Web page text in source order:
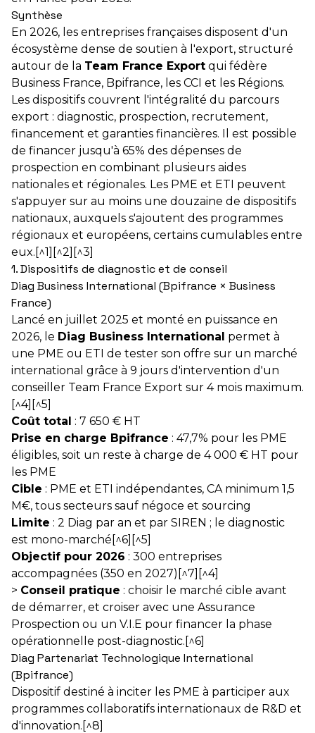
Synthèse
En 2026, les entreprises françaises disposent d'un
écosystème dense de soutien à l'export, structuré
autour de la Team France Export qui fédère
Business France, Bpifrance, les CCI et les Régions.
Les dispositifs couvrent l'intégralité du parcours
export : diagnostic, prospection, recrutement,
financement et garanties financières. Il est possible
de financer jusqu'à 65% des dépenses de
prospection en combinant plusieurs aides
nationales et régionales. Les PME et ETI peuvent
s'appuyer sur au moins une douzaine de dispositifs
nationaux, auxquels s'ajoutent des programmes
régionaux et européens, certains cumulables entre
eux.[^1][^2][^3]
1. Dispositifs de diagnostic et de conseil
Diag Business International (Bpifrance × Business
France)
Lancé en juillet 2025 et monté en puissance en
2026, le Diag Business International permet à
une PME ou ETI de tester son offre sur un marché
international grâce à 9 jours d'intervention d'un
conseiller Team France Export sur 4 mois maximum.
[^4][^5]
Coût total : 7 650 € HT
Prise en charge Bpifrance : 47,7% pour les PME
éligibles, soit un reste à charge de 4 000 € HT pour
les PME
Cible : PME et ETI indépendantes, CA minimum 1,5
M€, tous secteurs sauf négoce et sourcing
Limite : 2 Diag par an et par SIREN ; le diagnostic
est mono-marché[^6][^5]
Objectif pour 2026 : 300 entreprises
accompagnées (350 en 2027)[^7][^4]
> Conseil pratique : choisir le marché cible avant
de démarrer, et croiser avec une Assurance
Prospection ou un V.I.E pour financer la phase
opérationnelle post-diagnostic.[^6]
Diag Partenariat Technologique International
(Bpifrance)
Dispositif destiné à inciter les PME à participer aux
programmes collaboratifs internationaux de R&D et
d'innovation.[^8]